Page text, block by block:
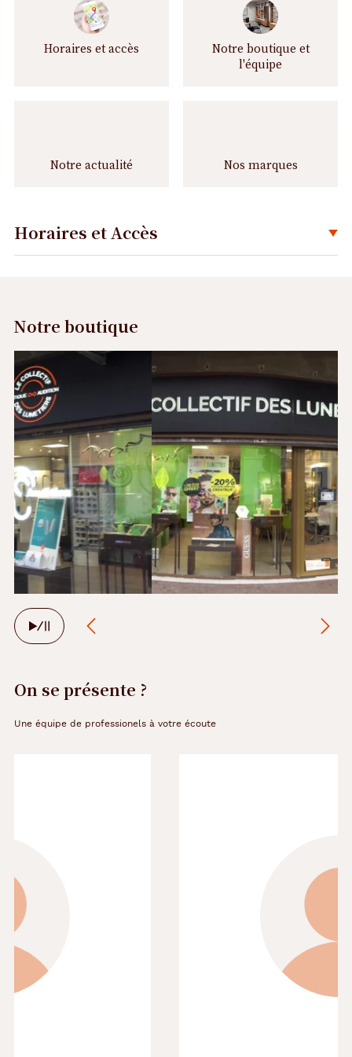
Horaires et accès
Notre boutique et
l'équipe
Notre actualité Nos marques
Horaires et Accès
Déplier
Notre boutique
Arrêter
le
défilement
automatique
Précédent
Suivant
On se présente ?
Une équipe de professionels à votre écoute